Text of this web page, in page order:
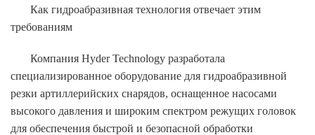
Как гидроабразивная технология отвечает этим
требованиям
Компания Hyder Technology разработала
специализированное оборудование для гидроабразивной
резки артиллерийских снарядов, оснащенное насосами
высокого давления и широким спектром режущих головок
для обеспечения быстрой и безопасной обработки